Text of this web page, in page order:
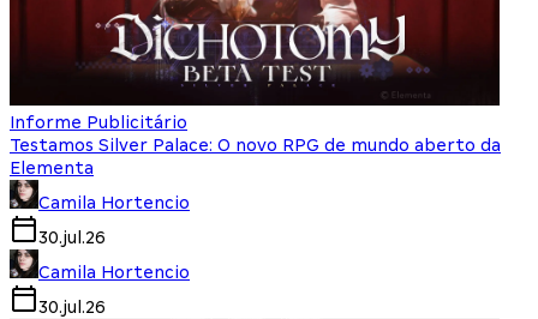
Informe Publicitário
Testamos Silver Palace: O novo RPG de mundo aberto da
Elementa
Camila Hortencio
30.jul.26
Camila Hortencio
30.jul.26